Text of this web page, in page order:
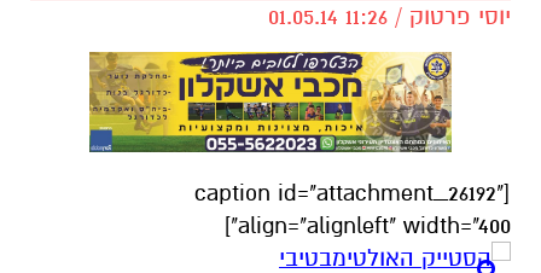
יוסי פרטוק / 11:26 01.05.14
[caption id="attachment_26192"
align="alignleft" width="400"]